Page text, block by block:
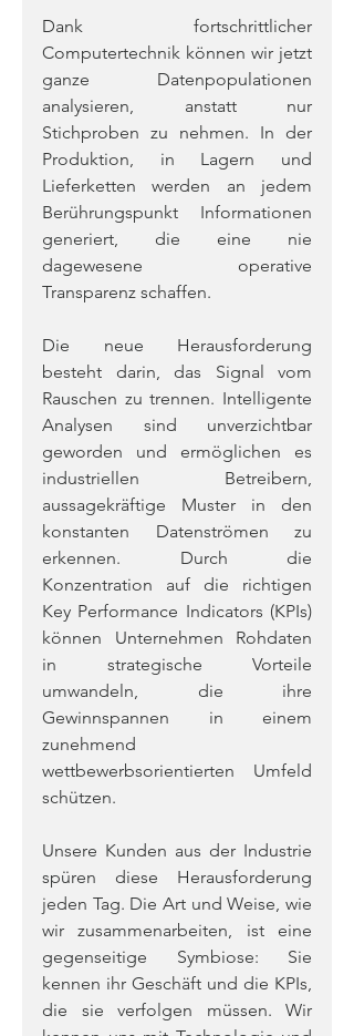
Dank fortschrittlicher
Computertechnik können wir jetzt
ganze Datenpopulationen
analysieren, anstatt nur
Stichproben zu nehmen. In der
Produktion, in Lagern und
Lieferketten werden an jedem
Berührungspunkt Informationen
generiert, die eine nie
dagewesene operative
Transparenz schaffen.
Die neue Herausforderung
besteht darin, das Signal vom
Rauschen zu trennen. Intelligente
Analysen sind unverzichtbar
geworden und ermöglichen es
industriellen Betreibern,
aussagekräftige Muster in den
konstanten Datenströmen zu
erkennen. Durch die
Konzentration auf die richtigen
Key Performance Indicators (KPIs)
können Unternehmen Rohdaten
in strategische Vorteile
umwandeln, die ihre
Gewinnspannen in einem
zunehmend
wettbewerbsorientierten Umfeld
schützen.
Unsere Kunden aus der Industrie
spüren diese Herausforderung
jeden Tag. Die Art und Weise, wie
wir zusammenarbeiten, ist eine
gegenseitige Symbiose: Sie
kennen ihr Geschäft und die KPIs,
die sie verfolgen müssen. Wir